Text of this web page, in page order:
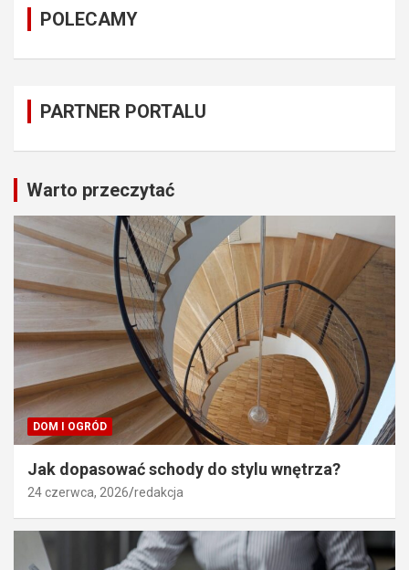
POLECAMY
PARTNER PORTALU
Warto przeczytać
DOM I OGRÓD
Jak dopasować schody do stylu wnętrza?
24 czerwca, 2026 redakcja